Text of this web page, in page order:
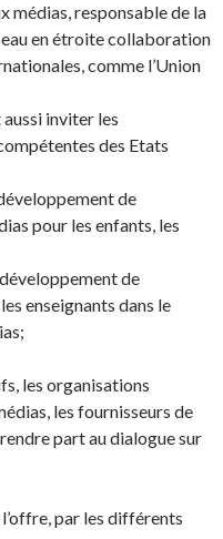
médias, responsable de la
en étroite collaboration
comme l’Union
inviter les
des Etats
de
pour les enfants, les
de
enseignants dans le
les organisations
les fournisseurs de
part au dialogue sur
par les différents